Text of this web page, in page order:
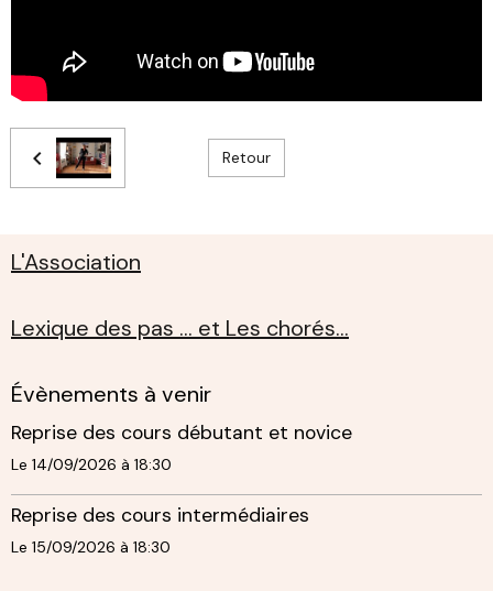
Retour
L'Association
Lexique des pas ... et Les chorés...
Évènements à venir
Reprise des cours débutant et novice
Le 14/09/2026 à 18:30
Reprise des cours intermédiaires
Le 15/09/2026 à 18:30